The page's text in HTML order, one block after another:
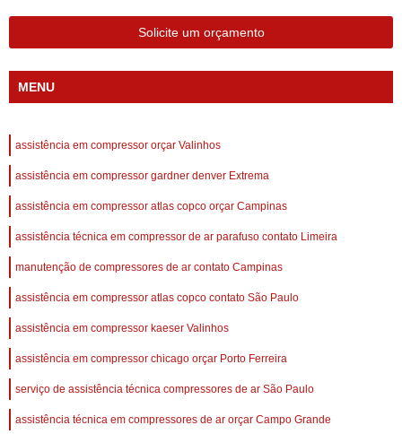
Solicite um orçamento
MENU
assistência em compressor orçar Valinhos
assistência em compressor gardner denver Extrema
assistência em compressor atlas copco orçar Campinas
assistência técnica em compressor de ar parafuso contato Limeira
manutenção de compressores de ar contato Campinas
assistência em compressor atlas copco contato São Paulo
assistência em compressor kaeser Valinhos
assistência em compressor chicago orçar Porto Ferreira
serviço de assistência técnica compressores de ar São Paulo
assistência técnica em compressores de ar orçar Campo Grande